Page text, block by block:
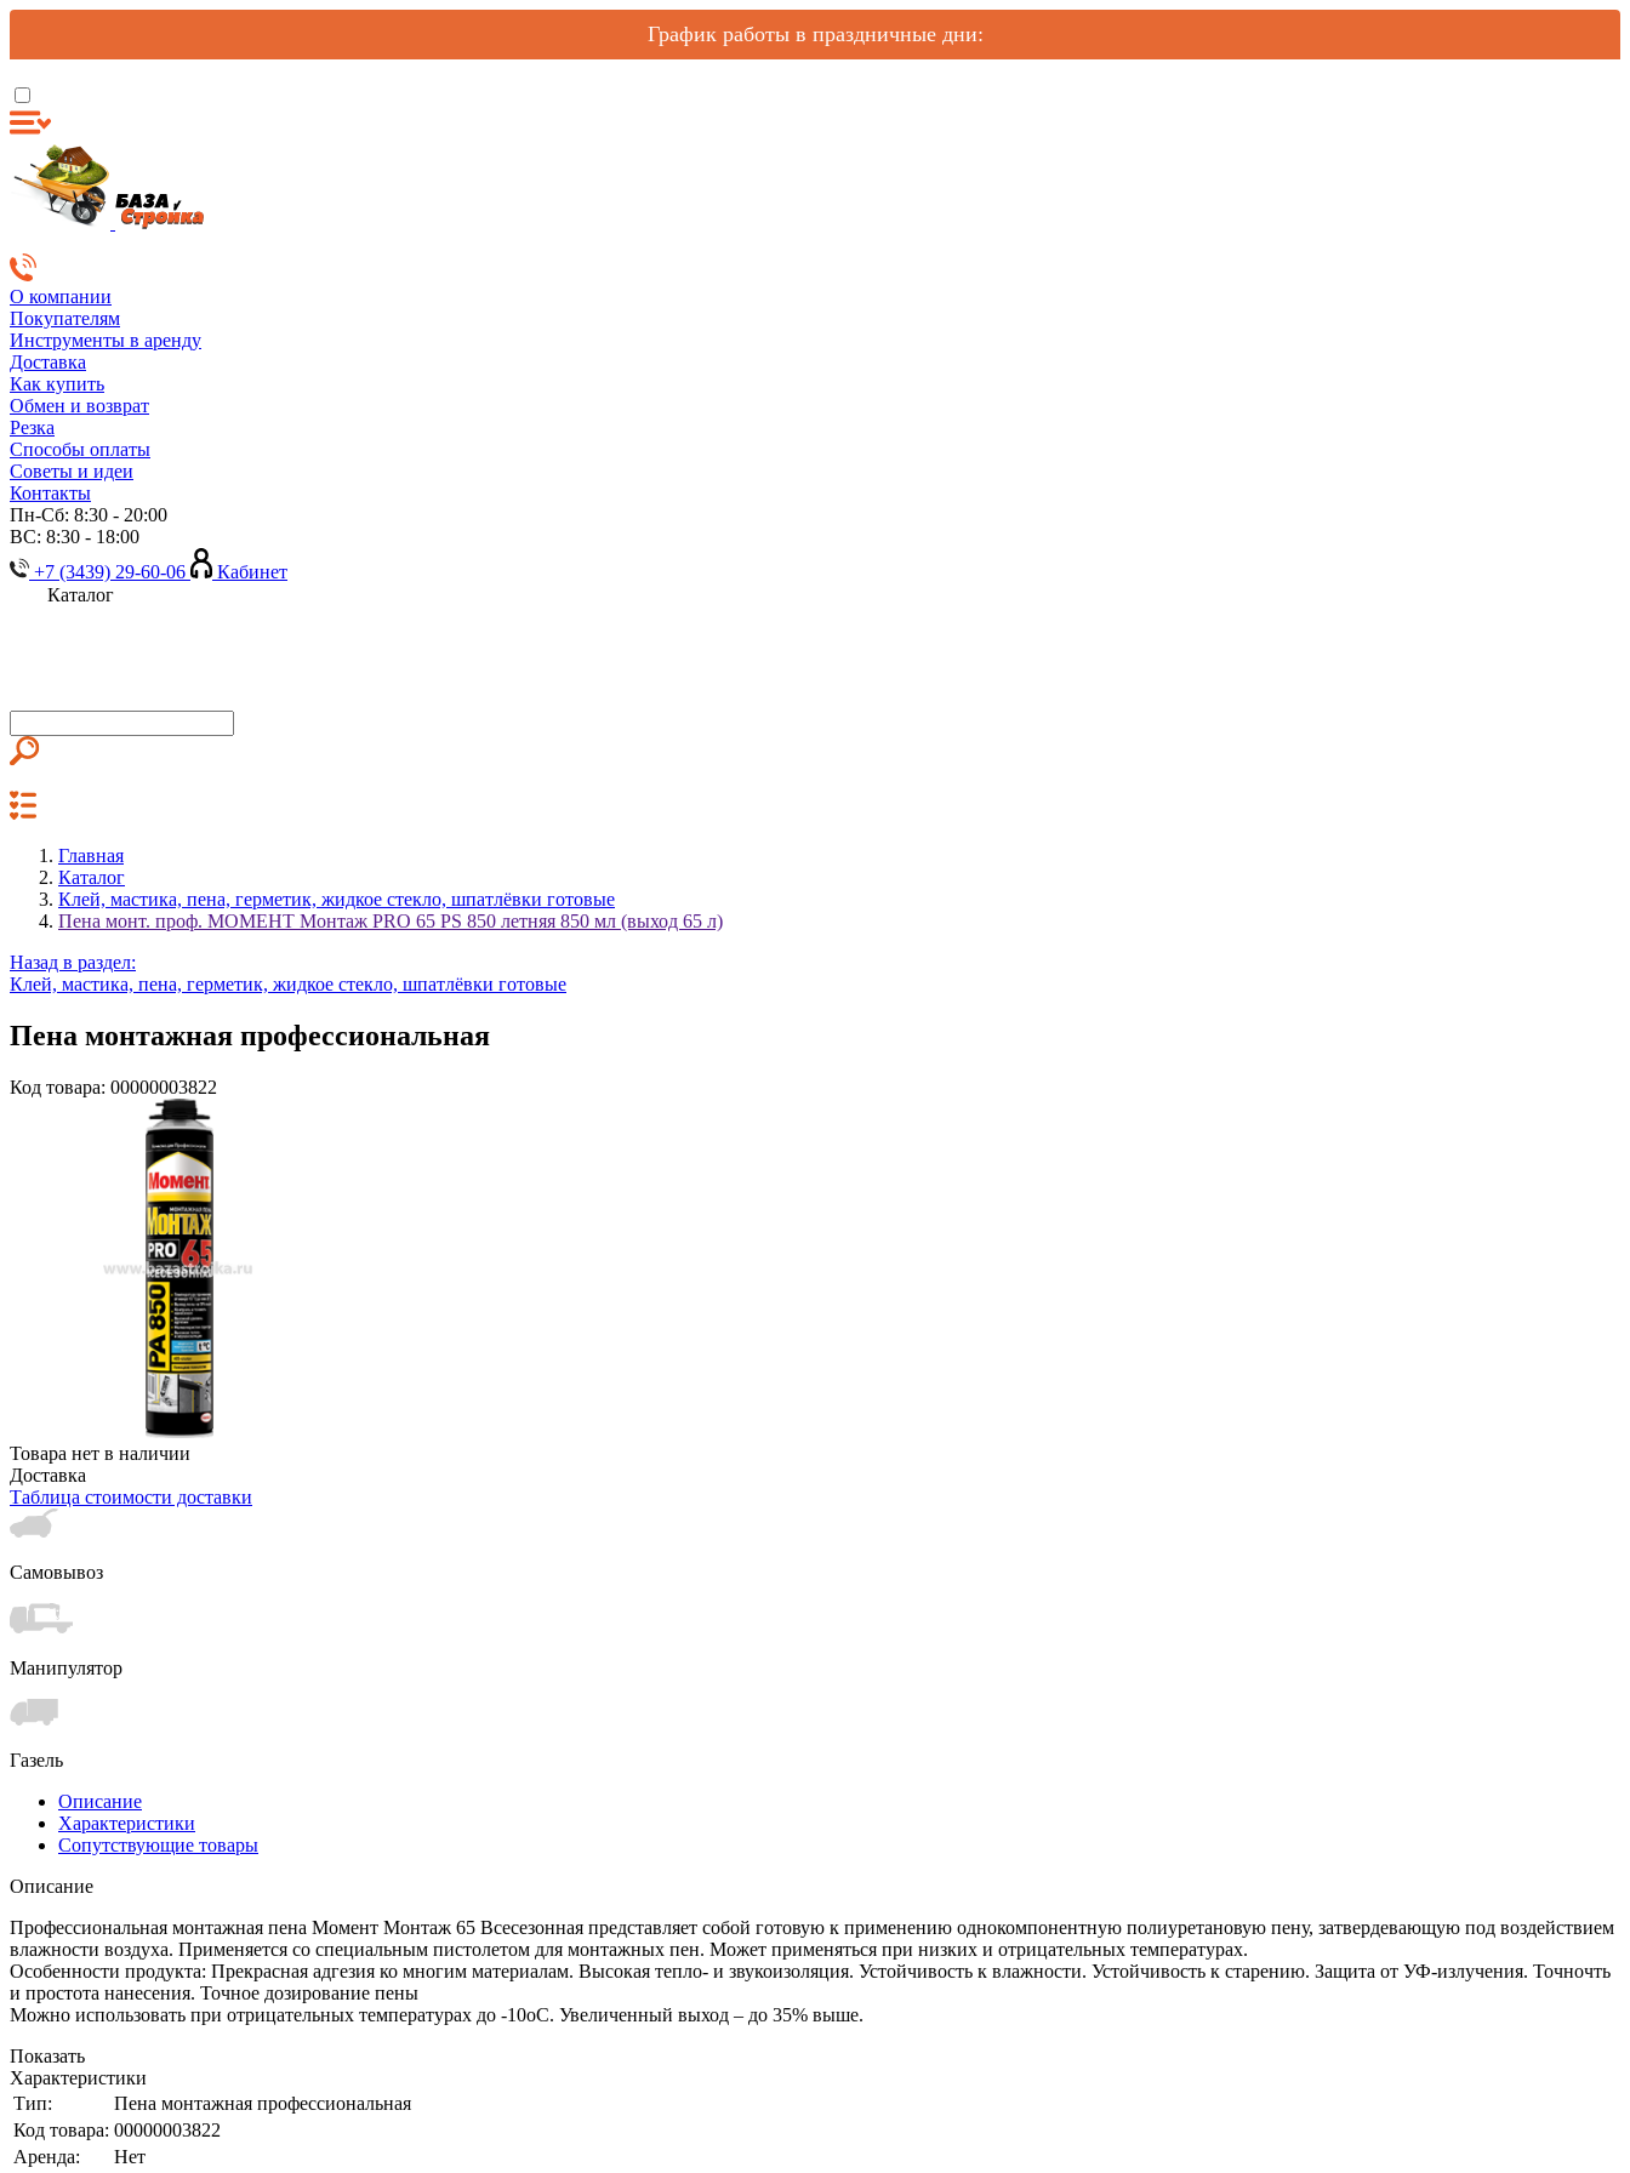
График работы в праздничные дни:
О компании
Покупателям
Инструменты в аренду
Доставка
Как купить
Обмен и возврат
Резка
Способы оплаты
Советы и идеи
Контакты
Пн-Сб: 8:30 - 20:00
ВС: 8:30 - 18:00
+7 (3439) 29-60-06
Кабинет
Каталог
Главная
Каталог
Клей, мастика, пена, герметик, жидкое стекло, шпатлёвки готовые
Пена монт. проф. МОМЕНТ Монтаж PRO 65 PS 850 летняя 850 мл (выход 65 л)
Назад в раздел:
Клей, мастика, пена, герметик, жидкое стекло, шпатлёвки готовые
Пена монтажная профессиональная
Код товара: 00000003822
Товара нет в наличии
Доставка
Таблица стоимости доставки
Самовывоз
Манипулятор
Газель
Описание
Характеристики
Сопутствующие товары
Описание
Профессиональная монтажная пена Момент Монтаж 65 Всесезонная представляет собой готовую к применению однокомпонентную полиуретановую пену, затвердевающую под воздействием
влажности воздуха. Применяется со специальным пистолетом для монтажных пен. Может применяться при низких и отрицательных температурах.
Особенности продукта: Прекрасная адгезия ко многим материалам. Высокая тепло- и звукоизоляция. Устойчивость к влажности. Устойчивость к старению. Защита от УФ-излучения. Точночть
и простота нанесения. Точное дозирование пены
Можно использовать при отрицательных температурах до -10оС. Увеличенный выход – до 35% выше.
Показать
Характеристики
Тип:
Пена монтажная профессиональная
Код товара: 00000003822
Аренда:
Нет